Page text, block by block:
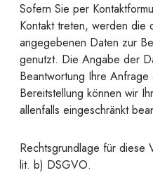
Sofern Sie per
Kontakt treten, werden die
angegebenen Daten zur
genutzt. Die Angabe der
Beantwortung Ihre
Bereitstellung können wir
allenfalls eingeschränkt
Rechtsgrundlage für diese
lit. b) DSGVO.